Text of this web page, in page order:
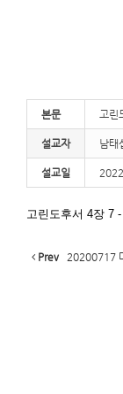
본문 고린
설교자 남태
설교일
고린도후서 4장 7 -
Prev 20200717